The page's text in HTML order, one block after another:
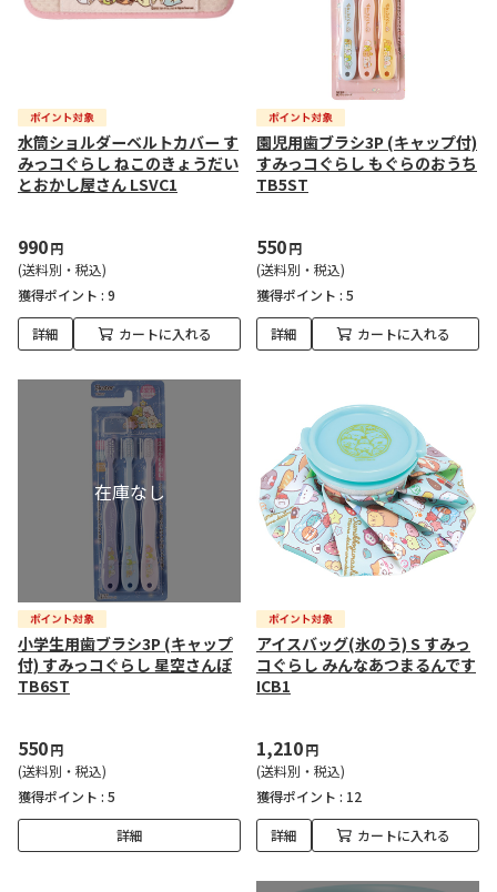
水筒ショルダーベルトカバー す
みっコぐらし ねこのきょうだい
とおかし屋さん LSVC1
990円
(送料別・税込)
獲得ポイント : 9
詳細 カートに入れる
園児用歯ブラシ3P (キャップ付)
すみっコぐらし もぐらのおうち
TB5ST
550円
(送料別・税込)
獲得ポイント : 5
詳細 カートに入れる
小学生用歯ブラシ3P (キャップ
付) すみっコぐらし 星空さんぽ
TB6ST
550円
(送料別・税込)
獲得ポイント : 5
詳細
アイスバッグ(氷のう) S すみっ
コぐらし みんなあつまるんです
ICB1
1,210円
(送料別・税込)
獲得ポイント : 12
詳細 カートに入れる